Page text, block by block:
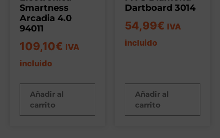
Smartness
Arcadia 4.0
94011
109,10€ IVA
incluido
Añadir al
carrito
Dartboard 3014
54,99€ IVA
incluido
Añadir al
carrito